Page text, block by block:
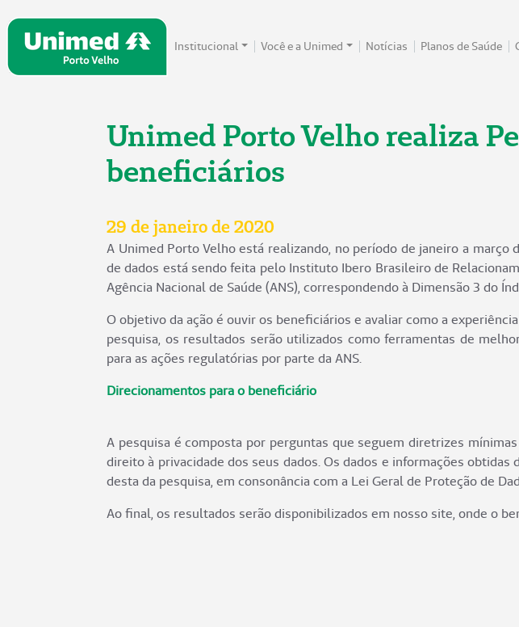
Institucional Você e a Unimed Notícias Planos de Saúde
Unimed Porto Velho realiza
beneficiários
29 de janeiro de 2020
A Unimed Porto Velho está realizando, no período de janeiro a
de dados está sendo feita pelo Instituto Ibero Brasileiro de
Agência Nacional de Saúde (ANS), correspondendo à Dimensão 3 do
O objetivo da ação é ouvir os beneficiários e avaliar como a
pesquisa, os resultados serão utilizados como ferramentas de
para as ações regulatórias por parte da ANS.
Direcionamentos para o beneficiário
A pesquisa é composta por perguntas que seguem diretrizes
direito à privacidade dos seus dados. Os dados e informações
desta da pesquisa, em consonância com a Lei Geral de Proteção de
Ao final, os resultados serão disponibilizados em nosso site, onde o